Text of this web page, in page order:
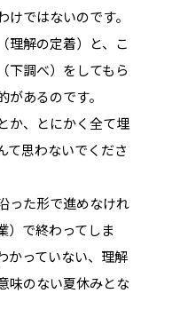
ではないのです。
理解の定着）と、こ
下調べ）をしてもら
あるのです。
か、とにかく全て埋
て思わないでくださ
った形で進めなけれ
）で終わってしま
かっていない、理解
味のない夏休みとな